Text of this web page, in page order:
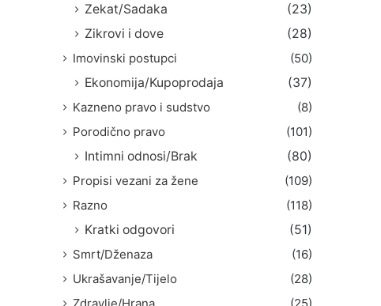
Zekat/Sadaka
(23)
Zikrovi i dove
(28)
Imovinski postupci
(50)
Ekonomija/Kupoprodaja
(37)
Kazneno pravo i sudstvo
(8)
Porodično pravo
(101)
Intimni odnosi/Brak
(80)
Propisi vezani za žene
(109)
Razno
(118)
Kratki odgovori
(51)
Smrt/Dženaza
(16)
Ukrašavanje/Tijelo
(28)
Zdravlje/Hrana
(25)